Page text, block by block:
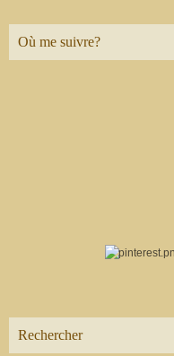
Où me suivre?
Rechercher